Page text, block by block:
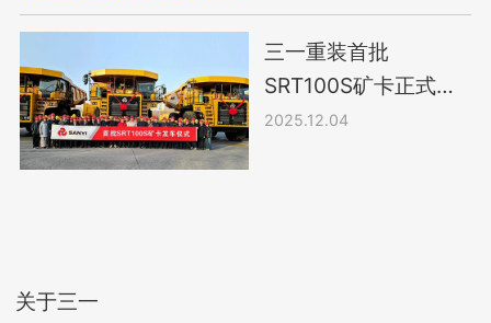
三一重装首批
SRT100S矿卡正式发
车
2025.12.04
关于三一